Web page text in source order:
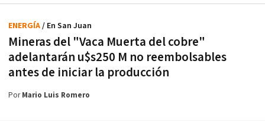
Mineras del "Vaca Muerta del cobre"
adelantarán u$s250 M no reembolsables
antes de iniciar la producción
ENERGÍA/ En San Juan
PorMario Luis Romero